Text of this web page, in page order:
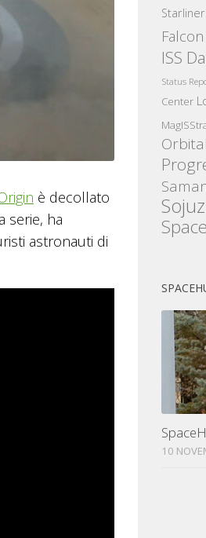
è decollato
serie, ha
astronauti di
Starliner
ISS
Status
Center
Orbital
Sojuz
10